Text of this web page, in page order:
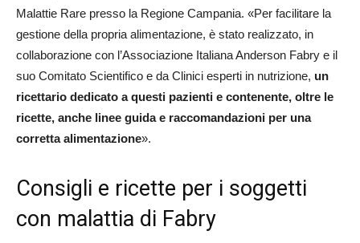
Malattie Rare presso la Regione Campania. «Per facilitare la
gestione della propria alimentazione, è stato realizzato, in
collaborazione con l’Associazione Italiana Anderson Fabry e il
suo Comitato Scientifico e da Clinici esperti in nutrizione, un
ricettario dedicato a questi pazienti e contenente, oltre le
ricette, anche linee guida e raccomandazioni per una
corretta alimentazione».
Consigli e ricette per i soggetti
con malattia di Fabry